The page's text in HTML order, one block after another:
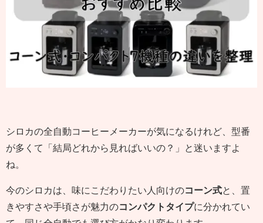
シロカの全自動コーヒーメーカーが気になるけれど、型番
が多くて「結局どれから見ればいいの？」と迷いますよ
ね。
今のシロカは、味にこだわりたい人向けのコーン式と、置
きやすさや手頃さが魅力のコンパクトタイプに分かれてい